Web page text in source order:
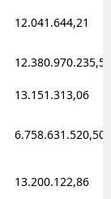
12.041.644,21
12.380.970.235,50
13.151.313,06
6.758.631.520,50
13.200.122,86